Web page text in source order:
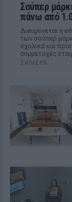
Σούπερ
πάνω από
Διευρύνεται η
των σούπερ
σχολικά και
συμμετοχές
ΣΉΜΕΡΑ